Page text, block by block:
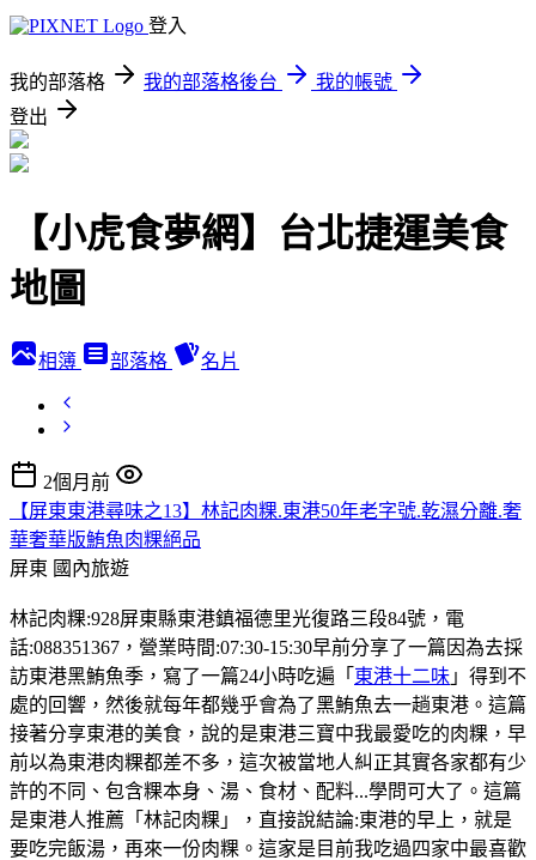
登入
我的部落格 我的部落格後台
我的帳號
登出
【小虎食夢網】台北捷運美食
地圖
相簿 部落格 名片
2個月前
【屏東東港尋味之13】林記肉粿.東港50年老字號.乾濕分離.奢
華奢華版鮪魚肉粿絕品
屏東 國內旅遊
林記肉粿:928屏東縣東港鎮福德里光復路三段84號，電
話:088351367，營業時間:07:30-15:30早前分享了一篇因為去採
訪東港黑鮪魚季，寫了一篇24小時吃遍「 東港十二味 」得到不
處的回響，然後就每年都幾乎會為了黑鮪魚去一趟東港。這篇
接著分享東港的美食，說的是東港三寶中我最愛吃的肉粿，早
前以為東港肉粿都差不多，這次被當地人糾正其實各家都有少
許的不同、包含粿本身、湯、食材、配料...學問可大了。這篇
是東港人推薦「林記肉粿」，直接說結論:東港的早上，就是
要吃完飯湯，再來一份肉粿。這家是目前我吃過四家中最喜歡